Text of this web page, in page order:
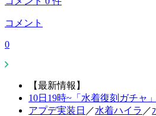
コメント
0
【最新情報】
10日19時~「水着復刻ガチャ
アプデ実装日 ／水着ハイラ ／